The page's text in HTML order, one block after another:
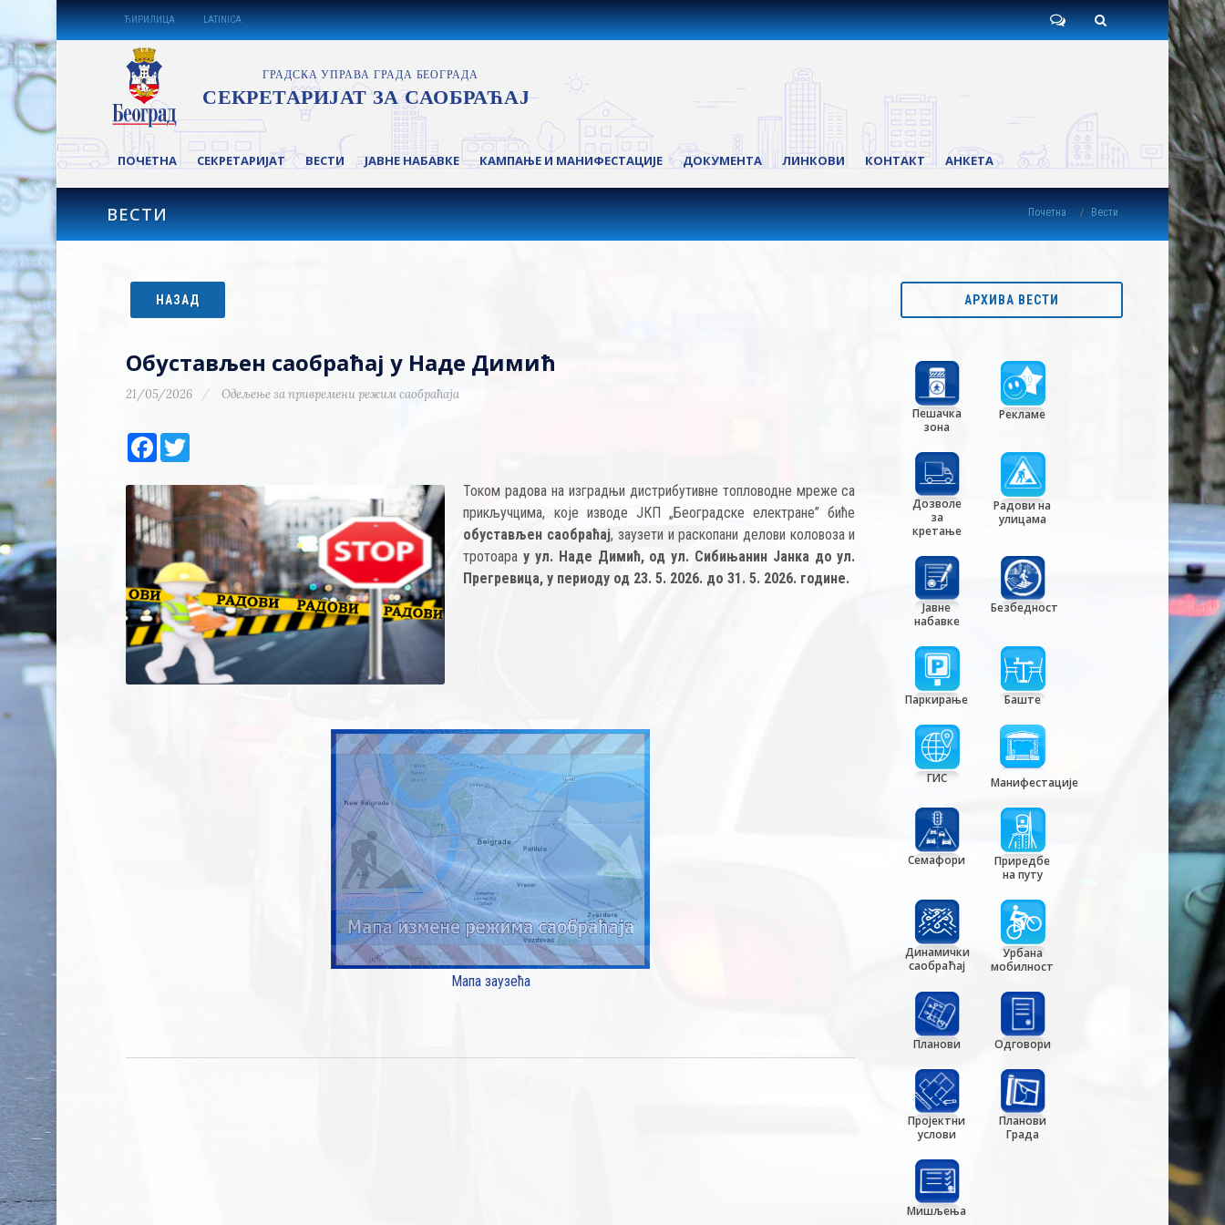
ЋИРИЛИЦА LATINICA
ПОЧЕТНА СЕКРЕТАРИЈАТ ВЕСТИ ЈАВНЕ НАБАВКЕ КАМПАЊЕ И МАНИФЕСТАЦИЈЕ ДОКУМЕНТА ЛИНКОВИ КОНТАКТ АНКЕТА
ВЕСТИ Почетна Вести
НАЗАД
Обустављен саобраћај у Наде Димић
21/05/2026 Одељење за привремени режим саобраћаја
Facebook
Током радова на изградњи дистрибутивнe топловодне мреже са
прикључцима, које изводе ЈКП „Београдске електране” биће
обустављен саобраћај, заузети и раскопани делови коловоза и
тротоарау ул. Наде Димић, од ул. Сибињанин Јанка до ул.
Прегревица, у периоду од 23. 5. 2026. до 31. 5. 2026. године.
Мапа заузећа
АРХИВА ВЕСТИ
Пешачка
зона
Рекламе
Дозволе
за
кретање
Радови на
улицама
Јавне
набавке
Безбедност
Паркирање Баште
ГИС Манифестације
Семафори
Приредбе
на путу
Динамички
саобраћај
Урбана
мобилност
Планови Одговори
Пројектни
услови
Планови
Града
Мишљења